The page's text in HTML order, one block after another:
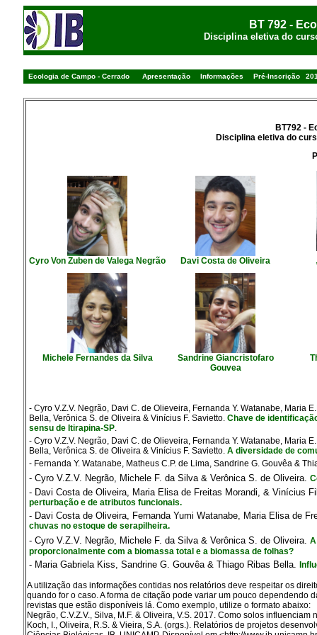
BT 792 -
Disciplina eletiva do
Ecologia de Campo - Cerrado Apresentação Informações Pré-Inscrição
BT792 -
Disciplina eletiva do
Cyro Von Zuben de Valega Negrão Davi Costa de Oliveira
Michele Fernandes da Silva
Sandrine Giancristofaro
Gouvea
- Cyro V.Z.V. Negrão, Davi C. de Olieveira, Fernanda Y. Watanabe, Maria
Bella, Verônica S. de Oliveira & Vinícius F. Savietto. Chave de
sensu de Itirapina-SP.
- Cyro V.Z.V. Negrão, Davi C. de Olieveira, Fernanda Y. Watanabe, Maria
Bella, Verônica S. de Oliveira & Vinícius F. Savietto. A diversidade de
- Fernanda Y. Watanabe, Matheus C.P. de Lima, Sandrine G. Gouvêa &
- Cyro V.Z.V. Negrão, Michele F. da Silva & Verônica S. de Oliveira.
- Davi Costa de Oliveira, Maria Elisa de Freitas Morandi, & Vinícius
perturbação e de atributos funcionais.
- Davi Costa de Oliveira, Fernanda Yumi Watanabe, Maria Elisa de
chuvas no estoque de serapilheira.
- Cyro V.Z.V. Negrão, Michele F. da Silva & Verônica S. de Oliveira.
proporcionalmente com a biomassa total e a biomassa de folhas?
- Maria Gabriela Kiss, Sandrine G. Gouvêa & Thiago Ribas Bella.
A utilização das informações contidas nos relatórios deve respeitar os
quando for o caso. A forma de citação pode variar um pouco dependendo
revistas que estão disponíveis lá. Como exemplo, utilize o formato abaixo:
Negrão, C.V.Z.V., Silva, M.F. & Oliveira, V.S. 2017. Como solos
Koch, I., Oliveira, R.S. & Vieira, S.A. (orgs.). Relatórios de projetos